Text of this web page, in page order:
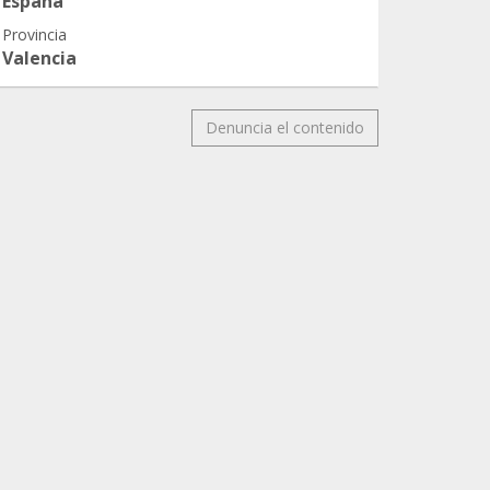
Provincia
Valencia
Denuncia el contenido